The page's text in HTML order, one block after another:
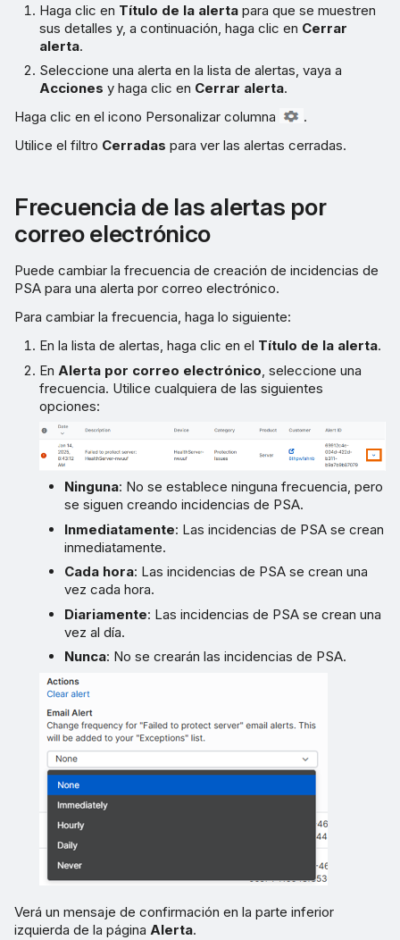
Haga clic en Título de la alerta para que se muestren
sus detalles y, a continuación, haga clic en Cerrar
alerta.
Seleccione una alerta en la lista de alertas, vaya a
Acciones y haga clic en Cerrar alerta.
Haga clic en el icono Personalizar columna
.
Utilice el filtro Cerradas para ver las alertas cerradas.
Frecuencia de las alertas por
correo electrónico
Puede cambiar la frecuencia de creación de incidencias de
PSA para una alerta por correo electrónico.
Para cambiar la frecuencia, haga lo siguiente:
En la lista de alertas, haga clic en el Título de la alerta.
En Alerta por correo electrónico , seleccione una
frecuencia. Utilice cualquiera de las siguientes
opciones:
Ninguna: No se establece ninguna frecuencia, pero
se siguen creando incidencias de PSA.
Inmediatamente: Las incidencias de PSA se crean
inmediatamente.
Cada hora: Las incidencias de PSA se crean una
vez cada hora.
Diariamente: Las incidencias de PSA se crean una
vez al día.
Nunca: No se crearán las incidencias de PSA.
Verá un mensaje de confirmación en la parte inferior
izquierda de la página Alerta.